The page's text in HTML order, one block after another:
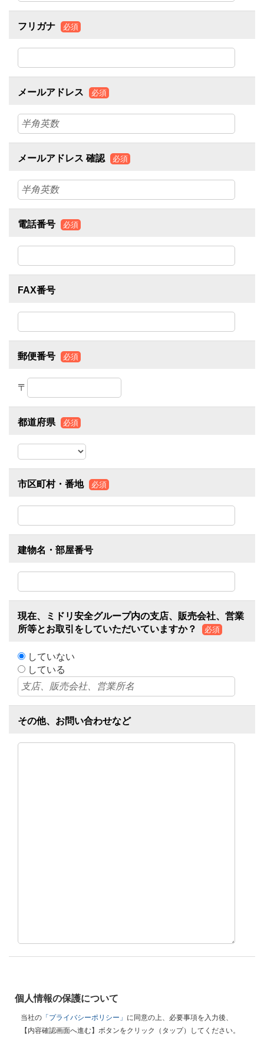
フリガナ 必須
メールアドレス 必須
メールアドレス 確認 必須
電話番号 必須
FAX番号
郵便番号 必須
〒
都道府県 必須
市区町村・番地 必須
建物名・部屋番号
現在、ミドリ安全グループ内の支店、販売会社、営業
所等とお取引をしていただいていますか？
必須
していない
している
その他、お問い合わせなど
個人情報の保護について
当社の 「プライバシーポリシー」 に同意の上、必要事項を入力後、
【内容確認画面へ進む】ボタンをクリック（タップ）してください。